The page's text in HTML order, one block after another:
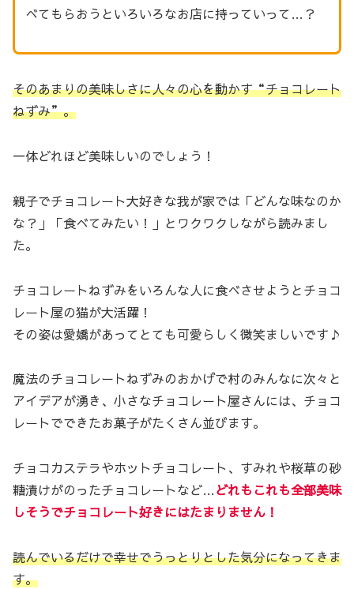
べてもらおうといろいろなお店に持っていって…？
そのあまりの美味しさに人々の心を動かす“チョコレート
ねずみ”。
一体どれほど美味しいのでしょう！
親子でチョコレート大好きな我が家では「どんな味なのか
な？」「食べてみたい！」とワクワクしながら読みまし
た。
チョコレートねずみをいろんな人に食べさせようとチョコ
レート屋の猫が大活躍！
その姿は愛嬌があってとても可愛らしく微笑ましいです♪
魔法のチョコレートねずみのおかげで村のみんなに次々と
アイデアが湧き、小さなチョコレート屋さんには、チョコ
レートでできたお菓子がたくさん並びます。
チョコカステラやホットチョコレート、すみれや桜草の砂
糖漬けがのったチョコレートなど…どれもこれも全部美味
しそうでチョコレート好きにはたまりません！
読んでいるだけで幸せでうっとりとした気分になってきま
す。